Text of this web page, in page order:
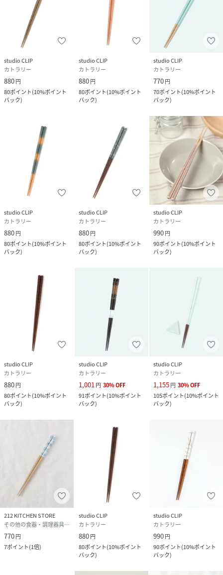
studio CLIP
カトラリー
880円
80ポイント(10%ポイント
バック)
studio CLIP
カトラリー
880円
80ポイント(10%ポイント
バック)
studio CLIP
カトラリー
770円
70ポイント(10%ポイント
バック)
studio CLIP
カトラリー
880円
80ポイント(10%ポイント
バック)
studio CLIP
カトラリー
880円
80ポイント(10%ポイント
バック)
studio CLIP
カトラリー
990円
90ポイント(10%ポイント
バック)
studio CLIP
カトラリー
880円
80ポイント(10%ポイント
バック)
studio CLIP
カトラリー
1,001 円 30%OFF
91ポイント(10%ポイント
バック)
studio CLIP
カトラリー
1,155円 30%OFF
105ポイント(10%ポイント
バック)
212 KITCHEN STORE
その他の食器・調理器具・キッチン用品
770円
7ポイント(1倍)
studio CLIP
カトラリー
880円
80ポイント(10%ポイント
バック)
studio CLIP
カトラリー
990円
90ポイント(10%ポイント
バック)